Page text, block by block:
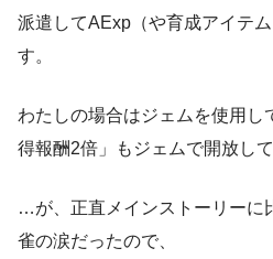
派遣してAExp（や育成アイテ
す。
わたしの場合はジェムを使用し
得報酬2倍」もジェムで開放して
…が、正直メインストーリーに
雀の涙だったので、